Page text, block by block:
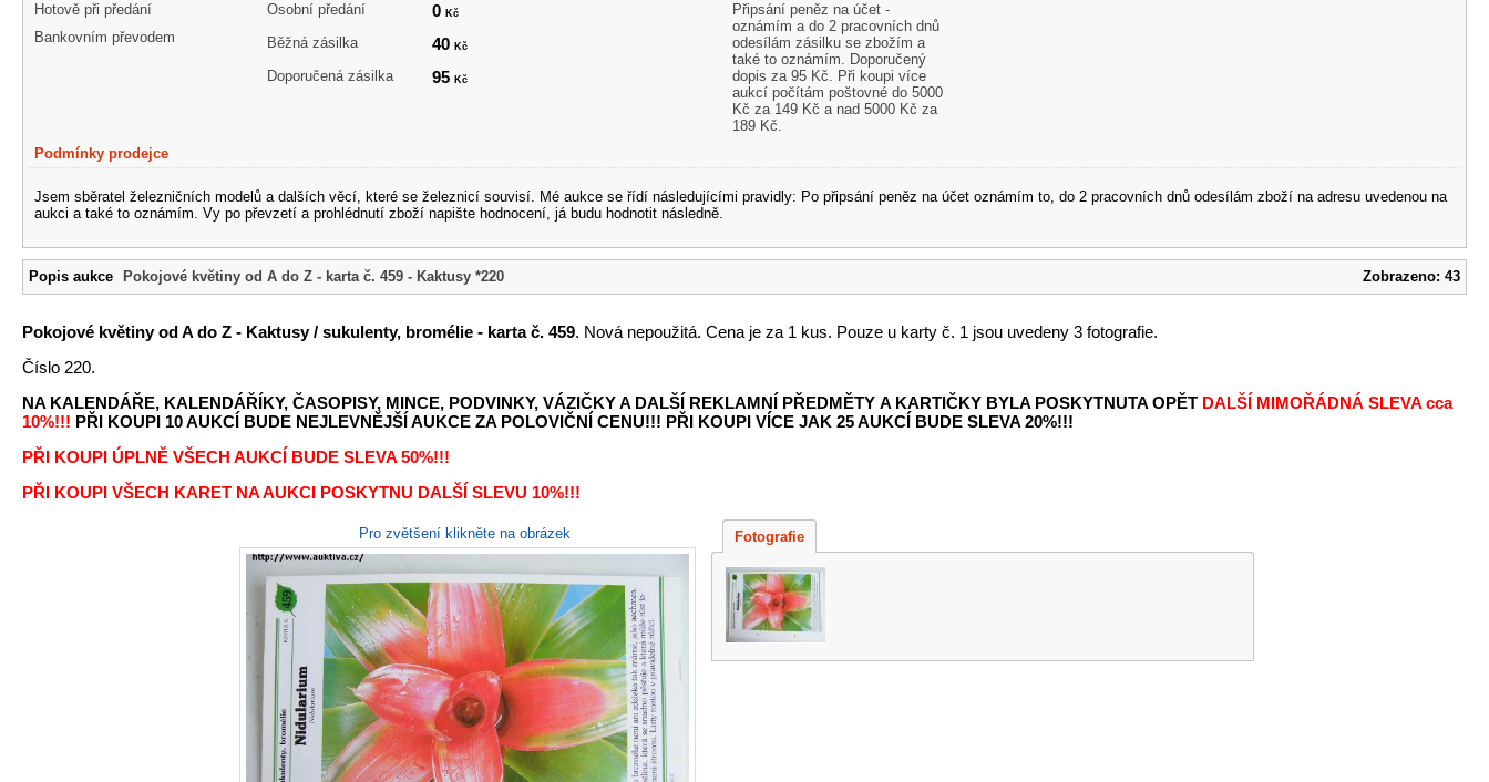
Hotově při předání
Bankovním převodem
Osobní předání
0Kč
Běžná zásilka 40Kč
Doporučená zásilka 95Kč
Připsání peněz na účet -
oznámím a do 2 pracovních dnů
odesílám zásilku se zbožím a
také to oznámím. Doporučený
dopis za 95 Kč. Při koupi více
aukcí počítám poštovné do 5000
Kč za 149 Kč a nad 5000 Kč za
189 Kč.
Podmínky prodejce
Jsem sběratel železničních modelů a dalších věcí, které se železnicí souvisí. Mé aukce se řídí následujícími pravidly: Po připsání peněz na účet oznámím to, do 2 pracovních dnů odesílám zboží na adresu uvedenou na
aukci a také to oznámím. Vy po převzetí a prohlédnutí zboží napište hodnocení, já budu hodnotit následně.
Popis aukce Pokojové květiny od A do Z - karta č. 459 - Kaktusy *220 Zobrazeno: 43
Pokojové květiny od A do Z - Kaktusy / sukulenty, bromélie - karta č. 459. Nová nepoužitá. Cena je za 1 kus. Pouze u karty č. 1 jsou uvedeny 3 fotografie.
Číslo 220.
NA KALENDÁŘE, KALENDÁŘÍKY, ČASOPISY, MINCE, PODVINKY, VÁZIČKY A DALŠÍ REKLAMNÍ PŘEDMĚTY A KARTIČKY BYLA POSKYTNUTA OPĚT DALŠÍ MIMOŘÁDNÁ SLEVAcca
10%!!! PŘI KOUPI 10 AUKCÍ BUDE NEJLEVNĚJŠÍ AUKCE ZA POLOVIČNÍ CENU!!! PŘI KOUPI VÍCE JAK 25 AUKCÍ BUDE SLEVA 20%!!!
PŘI KOUPI ÚPLNĚ VŠECH AUKCÍ BUDE SLEVA 50%!!!
PŘI KOUPI VŠECH KARET NA AUKCI POSKYTNU DALŠÍ SLEVU 10%!!!
Pro zvětšení klikněte na obrázek Fotografie